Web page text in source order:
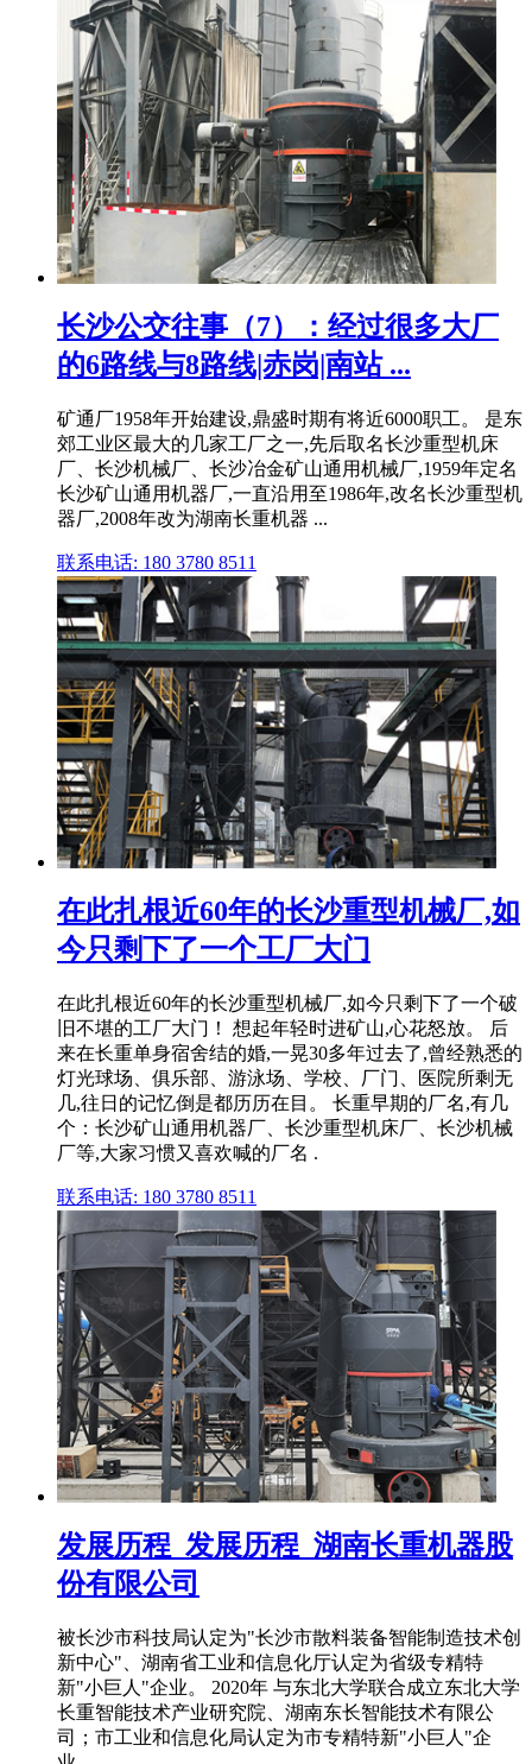
长沙公交往事（7）：经过很多大厂
的6路线与8路线|赤岗|南站 ...
矿通厂1958年开始建设,鼎盛时期有将近6000职工。 是东
郊工业区最大的几家工厂之一,先后取名长沙重型机床
厂、长沙机械厂、长沙冶金矿山通用机械厂,1959年定名
长沙矿山通用机器厂,一直沿用至1986年,改名长沙重型机
器厂,2008年改为湖南长重机器 ...
联系电话: 180 3780 8511
在此扎根近60年的长沙重型机械厂,如
今只剩下了一个工厂大门
在此扎根近60年的长沙重型机械厂,如今只剩下了一个破
旧不堪的工厂大门！ 想起年轻时进矿山,心花怒放。 后
来在长重单身宿舍结的婚,一晃30多年过去了,曾经熟悉的
灯光球场、俱乐部、游泳场、学校、厂门、医院所剩无
几,往日的记忆倒是都历历在目。 长重早期的厂名,有几
个：长沙矿山通用机器厂、长沙重型机床厂、长沙机械
厂等,大家习惯又喜欢喊的厂名 .
联系电话: 180 3780 8511
发展历程_发展历程_湖南长重机器股
份有限公司
被长沙市科技局认定为"长沙市散料装备智能制造技术创
新中心"、湖南省工业和信息化厅认定为省级专精特
新"小巨人"企业。 2020年 与东北大学联合成立东北大学
长重智能技术产业研究院、湖南东长智能技术有限公
司；市工业和信息化局认定为市专精特新"小巨人"企